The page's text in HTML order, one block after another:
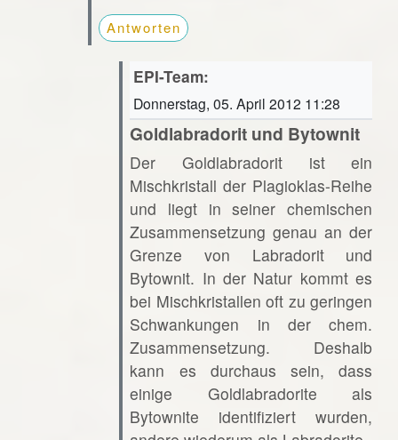
Antworten
EPI-Team:
Donnerstag, 05. April 2012 11:28
Goldlabradorit und Bytownit
Der Goldlabradorit ist ein
Mischkristall der Plagioklas-Reihe
und liegt in seiner chemischen
Zusammensetzung genau an der
Grenze von Labradorit und
Bytownit. In der Natur kommt es
bei Mischkristallen oft zu geringen
Schwankungen in der chem.
Zusammensetzung. Deshalb
kann es durchaus sein, dass
einige Goldlabradorite als
Bytownite identifiziert wurden,